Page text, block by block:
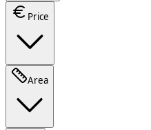
Price
Area